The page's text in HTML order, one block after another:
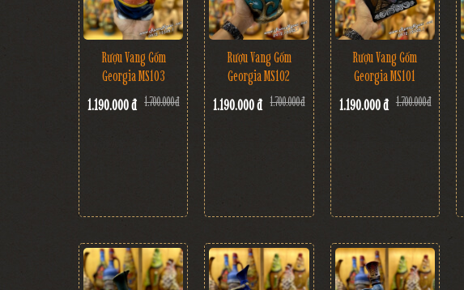
Rượu Vang Gốm
Georgia MS103
1.190.000 đ 1.700.000 đ
Rượu Vang Gốm
Georgia MS102
1.190.000 đ 1.700.000 đ
Rượu Vang Gốm
Georgia MS101
1.190.000 đ 1.700.000 đ